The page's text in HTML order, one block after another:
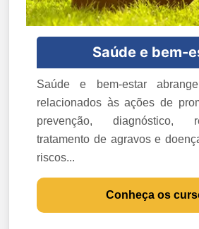
Saúde e bem-
Saúde e bem-estar
relacionados às ações de
prevenção, diagnóstico,
tratamento de agravos e
riscos...
Conheça os